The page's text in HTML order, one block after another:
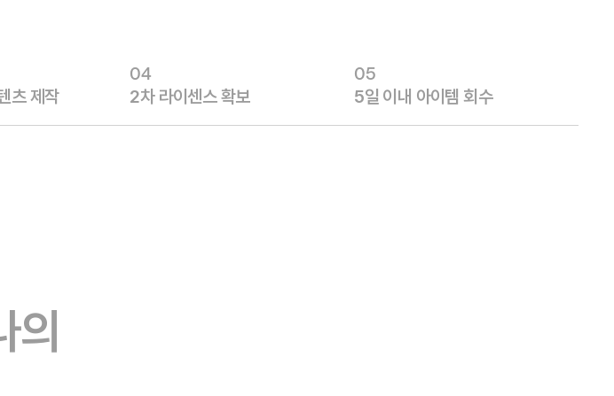
츠 제작
04
2차 라이센스 확보
05
5일 이내 아이템 회수
의